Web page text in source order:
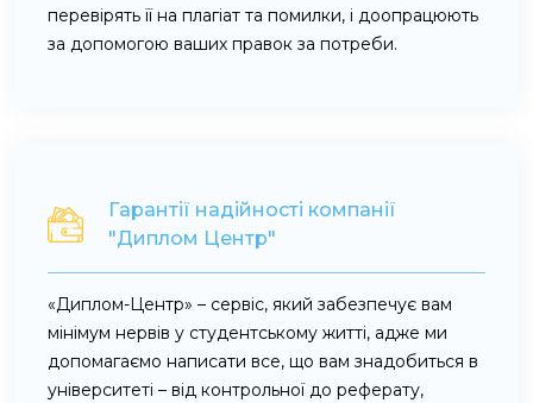
перевірять її на плагіат та помилки, і доопрацюють
за допомогою ваших правок за потреби.
Гарантії надійності компанії
"Диплом Центр"
«Диплом-Центр» – сервіс, який забезпечує вам
мінімум нервів у студентському житті, адже ми
допомагаємо написати все, що вам знадобиться в
університеті – від контрольної до реферату,